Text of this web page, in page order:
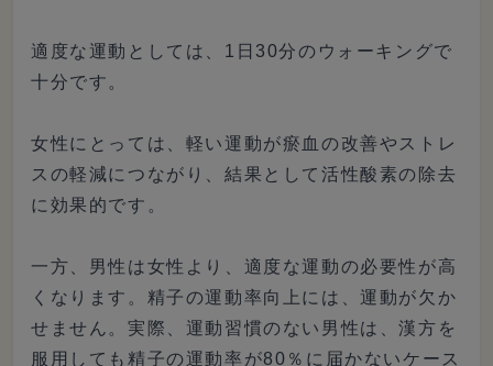
適度な運動としては、1日30分のウォーキングで
十分です。
女性にとっては、軽い運動が瘀血の改善やストレ
スの軽減につながり、結果として活性酸素の除去
に効果的です。
一方、男性は女性より、適度な運動の必要性が高
くなります。精子の運動率向上には、運動が欠か
せません。実際、運動習慣のない男性は、漢方を
服用しても精子の運動率が80％に届かないケース